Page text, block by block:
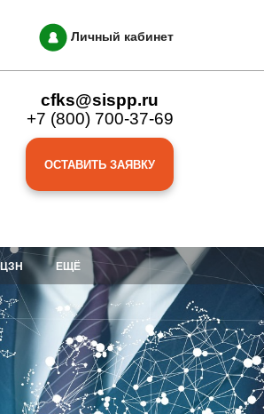
Личный кабинет
cfks@sispp.ru
+7 (800) 700-37-69
ОСТАВИТЬ ЗАЯВКУ
ЦЗН ЕЩЁ